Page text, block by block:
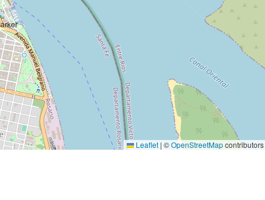
Leaflet | ©OpenStreetMapcontributors